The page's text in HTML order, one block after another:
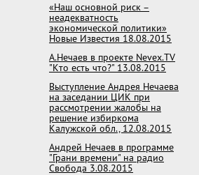
«Наш основной риск –
неадекватность
экономической политики»
Новые Известия 18.08.2015
А.Нечаев в проекте Nevex.TV
"Кто есть что?" 13.08.2015
Выступление Андрея Нечаева
на заседании ЦИК при
рассмотрении жалобы на
решение избиркома
Калужской обл., 12.08.2015
Андрей Нечаев в программе
"Грани времени" на радио
Свобода 3.08.2015